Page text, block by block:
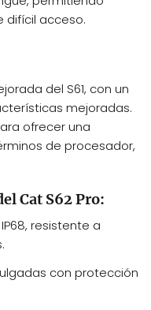
difícil acceso.
del S61, con un
mejoradas.
ofrecer una
de procesador,
Cat S62 Pro:
resistente a
con protección